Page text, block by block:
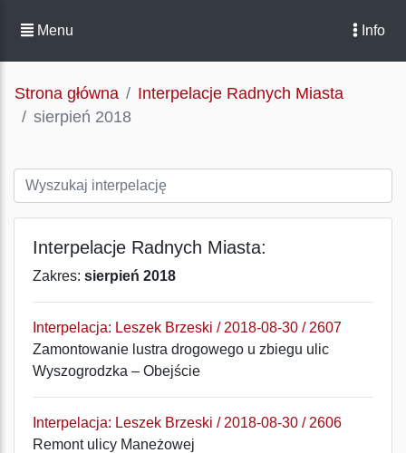
Menu Info
Strona główna
Interpelacje Radnych Miasta
sierpień 2018
Interpelacje Radnych Miasta:
Zakres: sierpień 2018
Interpelacja: Leszek Brzeski / 2018-08-30 / 2607
Zamontowanie lustra drogowego u zbiegu ulic
Wyszogrodzka – Obejście
Interpelacja: Leszek Brzeski / 2018-08-30 / 2606
Remont ulicy Maneżowej